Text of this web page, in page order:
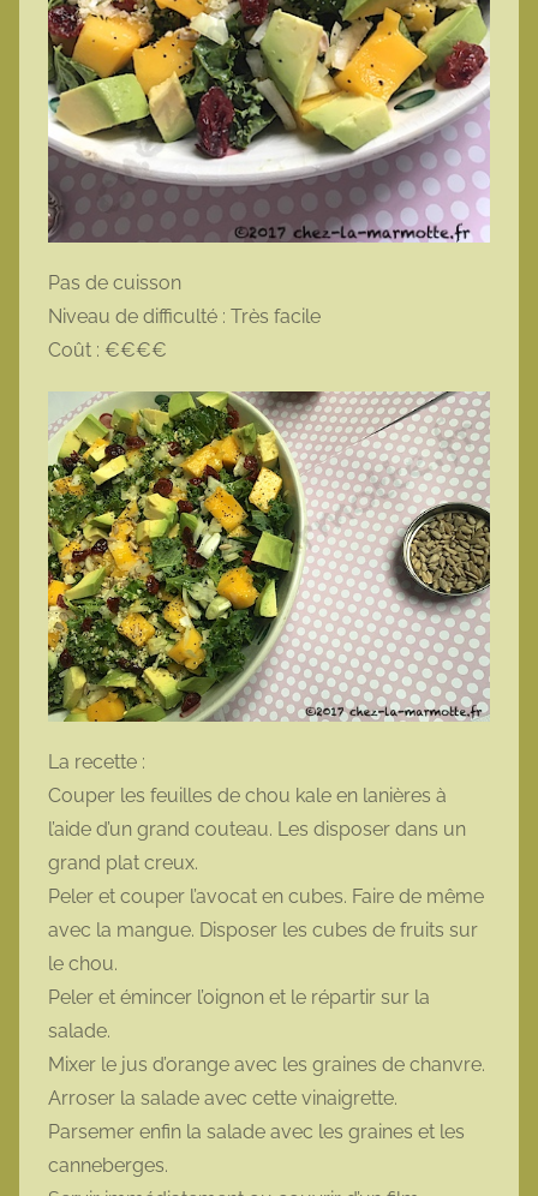
Pas de cuisson
Niveau de difficulté : Très facile
Coût : €€€€
La recette :
Couper les feuilles de chou kale en lanières à
l’aide d’un grand couteau. Les disposer dans un
grand plat creux.
Peler et couper l’avocat en cubes. Faire de même
avec la mangue. Disposer les cubes de fruits sur
le chou.
Peler et émincer l’oignon et le répartir sur la
salade.
Mixer le jus d’orange avec les graines de chanvre.
Arroser la salade avec cette vinaigrette.
Parsemer enfin la salade avec les graines et les
canneberges.